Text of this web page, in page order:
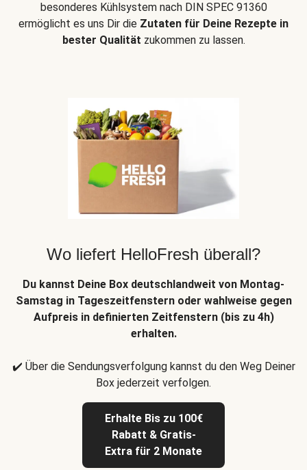
besonderes Kühlsystem nach DIN SPEC 91360
ermöglicht es uns Dir die Zutaten für Deine Rezepte in
bester Qualität zukommen zu lassen.
Wo liefert HelloFresh überall?
Du kannst Deine Box deutschlandweit von Montag-
Samstag in Tageszeitfenstern oder wahlweise gegen
Aufpreis in definierten Zeitfenstern (bis zu 4h)
erhalten.
✔️ Über die Sendungsverfolgung kannst du den Weg Deiner
Box jederzeit verfolgen.
Erhalte Bis zu 100€
Rabatt & Gratis-
Extra für 2 Monate